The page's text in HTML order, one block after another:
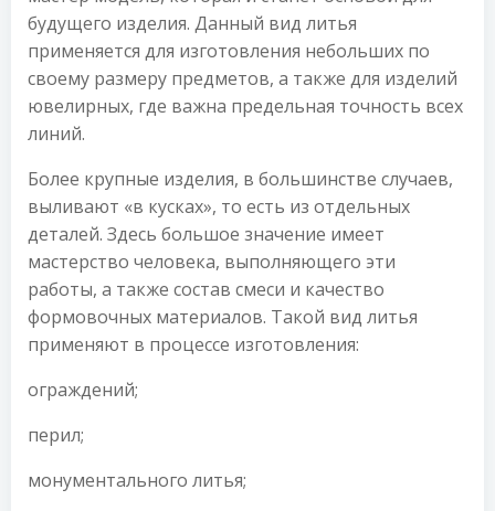
будущего изделия. Данный вид литья
применяется для изготовления небольших по
своему размеру предметов, а также для изделий
ювелирных, где важна предельная точность всех
линий.
Более крупные изделия, в большинстве случаев,
выливают «в кусках», то есть из отдельных
деталей. Здесь большое значение имеет
мастерство человека, выполняющего эти
работы, а также состав смеси и качество
формовочных материалов. Такой вид литья
применяют в процессе изготовления:
ограждений;
перил;
монументального литья;